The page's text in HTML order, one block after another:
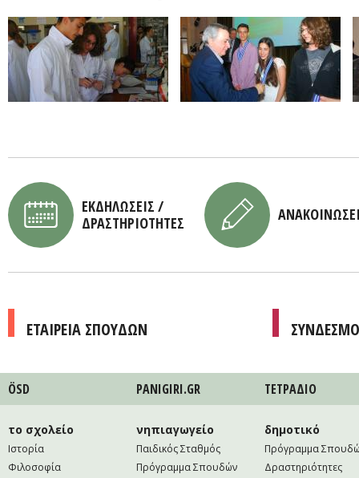
ΕΚΔΗΛΩΣΕΙΣ /
ΔΡΑΣΤΗΡΙΟΤΗΤΕΣ
ΕΤΑΙΡΕΙΑ ΣΠΟΥΔΩΝ
ÖSD PANIGIRI.GR ΤΕΤΡAΔΙΟ
το σχολείο
Ιστορία
Φιλοσοφία
νηπιαγωγείο
Παιδικός Σταθμός
Πρόγραμμα Σπουδών
δημοτικό
Πρόγραμμα
Δραστηριότητες